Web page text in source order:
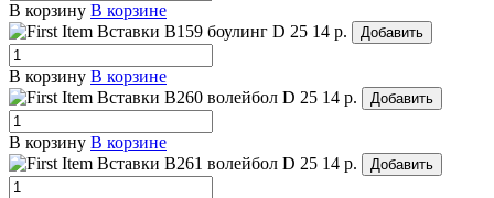
В корзину В корзине
Вставки B159 боулинг D 25 14 р. Добавить
В корзину В корзине
Вставки B260 волейбол D 25 14 р. Добавить
В корзину В корзине
Вставки B261 волейбол D 25 14 р. Добавить